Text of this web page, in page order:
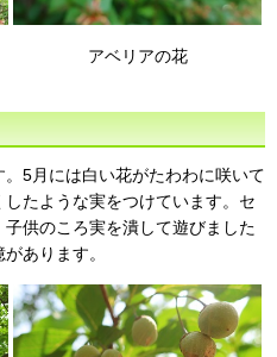
アベリアの花
5月には白い花がたわわに咲いて
たような実をつけています。セ
供のころ実を潰して遊びました
あります。